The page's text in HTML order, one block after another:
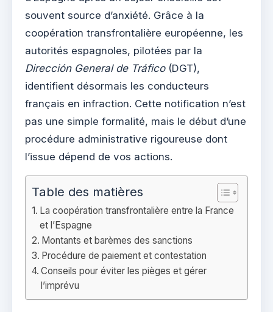
souvent source d’anxiété. Grâce à la
coopération transfrontalière européenne, les
autorités espagnoles, pilotées par la
Dirección General de Tráfico(DGT),
identifient désormais les conducteurs
français en infraction. Cette notification n’est
pas une simple formalité, mais le début d’une
procédure administrative rigoureuse dont
l’issue dépend de vos actions.
Table des matières
La coopération transfrontalière entre la France
et l’Espagne
Montants et barèmes des sanctions
Procédure de paiement et contestation
Conseils pour éviter les pièges et gérer
l’imprévu